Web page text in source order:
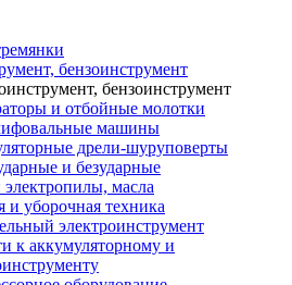
бензоинструмент
бензоинструмент
и отбойные молотки
машины
дрели-шуруповерты
и безударные
электропилы, масла
и уборочная техника
электроинструмент
к аккумуляторному и